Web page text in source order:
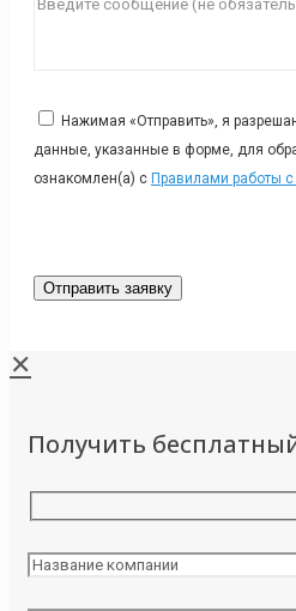
Нажимая «Отправить», я
данные, указанные в форме, для
ознакомлен(а) с Правилами работы
✕
Получить